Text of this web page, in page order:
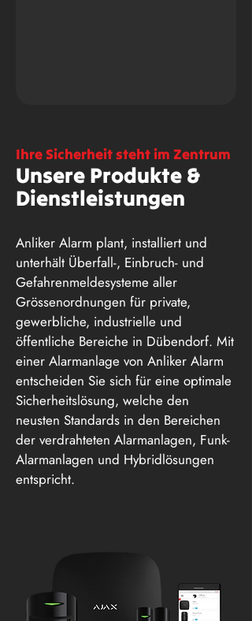
Ihre Sicherheit steht im Zentrum
Unsere Produkte &
Dienstleistungen
Anliker Alarm plant, installiert und
unterhält Überfall-, Einbruch- und
Gefahrenmeldesysteme aller
Grössenordnungen für private,
gewerbliche, industrielle und
öffentliche Bereiche in Dübendorf. Mit
einer Alarmanlage von Anliker Alarm
entscheiden Sie sich für eine optimale
Sicherheitslösung, welche den
neusten Standards in den Bereichen
der verdrahteten Alarmanlagen, Funk-
Alarmanlagen und Hybridlösungen
entspricht.